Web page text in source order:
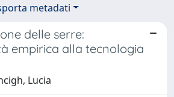
metadati
delle serre:
empirica alla tecnologia
Lucia